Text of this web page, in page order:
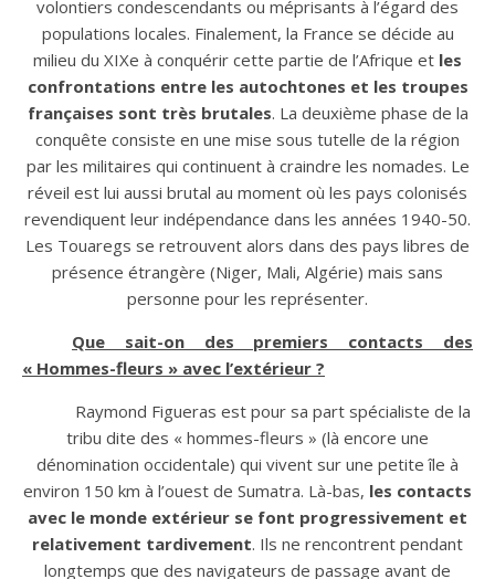
volontiers condescendants ou méprisants à l’égard des
populations locales. Finalement, la France se décide au
milieu du XIXe à conquérir cette partie de l’Afrique et les
confrontations entre les autochtones et les troupes
françaises sont très brutales. La deuxième phase de la
conquête consiste en une mise sous tutelle de la région
par les militaires qui continuent à craindre les nomades. Le
réveil est lui aussi brutal au moment où les pays colonisés
revendiquent leur indépendance dans les années 1940-50.
Les Touaregs se retrouvent alors dans des pays libres de
présence étrangère (Niger, Mali, Algérie) mais sans
personne pour les représenter.
Que sait-on des premiers contacts des
« Hommes-fleurs » avec l’extérieur ?
Raymond Figueras est pour sa part spécialiste de la
tribu dite des « hommes-fleurs » (là encore une
dénomination occidentale) qui vivent sur une petite île à
environ 150 km à l’ouest de Sumatra. Là-bas, les contacts
avec le monde extérieur se font progressivement et
relativement tardivement. Ils ne rencontrent pendant
longtemps que des navigateurs de passage avant de